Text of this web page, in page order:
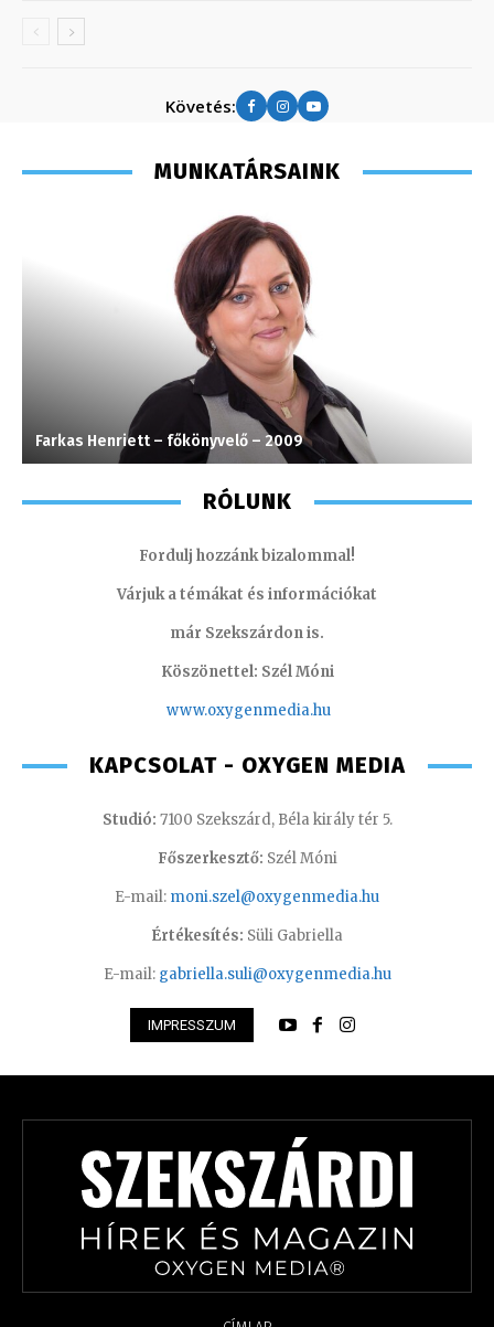
Követés:
MUNKATÁRSAINK
Farkas Henriett – főkönyvelő – 2009
RÓLUNK
Fordulj hozzánk bizalommal!
Várjuk a témákat és információkat
már Szekszárdon is.
Köszönettel: Szél Móni
www.oxygenmedia.hu
KAPCSOLAT - OXYGEN MEDIA
Studió: 7100 Szekszárd, Béla király tér 5.
Főszerkesztő: Szél Móni
E-mail: moni.szel@oxygenmedia.hu
Értékesítés: Süli Gabriella
E-mail: gabriella.suli@oxygenmedia.hu
IMPRESSZUM